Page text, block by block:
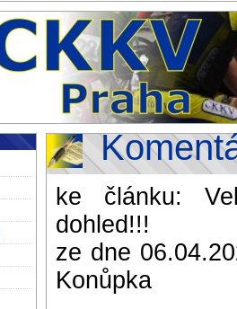
ke článku:
dohled!!!
ze dne
Konůpka